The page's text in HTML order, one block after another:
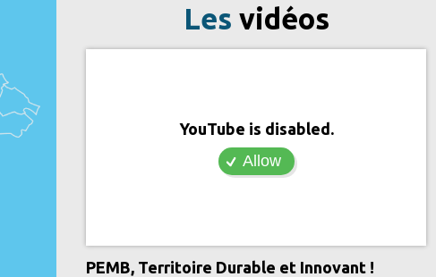
Les vidéos
YouTube is disabled.
Allow
PEMB, Territoire Durable et Innovant !